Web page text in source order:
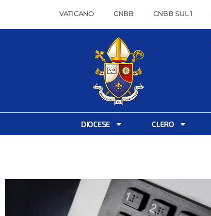
VATICANO CNBB CNBB SUL 1
DIOCESE CLERO